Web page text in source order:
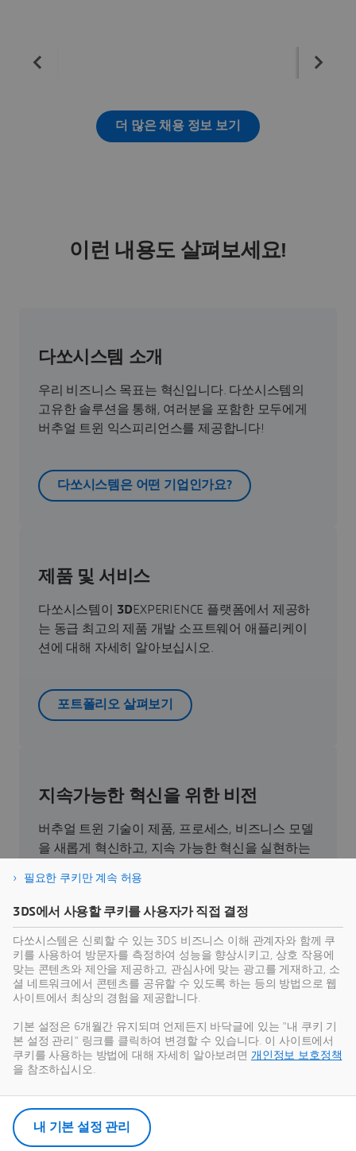
더 많은 채용 정보 보기
이런 내용도 살펴보세요!
다쏘시스템 소개
우리 비즈니스 목표는 혁신입니다. 다쏘시스템의
고유한 솔루션을 통해, 여러분을 포함한 모두에게
버추얼 트윈 익스피리언스를 제공합니다!
다쏘시스템은 어떤 기업인가요?
제품 및 서비스
다쏘시스템이 3DEXPERIENCE 플랫폼에서 제공하
는 동급 최고의 제품 개발 소프트웨어 애플리케이
션에 대해 자세히 알아보십시오.
포트폴리오 살펴보기
지속가능한 혁신을 위한 비전
버추얼 트윈 기술이 제품, 프로세스, 비즈니스 모델
을 새롭게 혁신하고, 지속 가능한 혁신을 실현하는
지속가능성 알아보기
다쏘시스템의 모든 보도 자료 및 미디어 리소스에
액세스하세요.
뉴스룸으로 들어가기
필요한 쿠키만 계속 허용
3DS에서 사용할 쿠키를 사용자가 직접 결정
다쏘시스템은 신뢰할 수 있는 3DS 비즈니스 이해 관계자와 함께 쿠
키를 사용하여 방문자를 측정하여 성능을 향상시키고, 상호 작용에
맞는 콘텐츠와 제안을 제공하고, 관심사에 맞는 광고를 게재하고, 소
셜 네트워크에서 콘텐츠를 공유할 수 있도록 하는 등의 방법으로 웹
사이트에서 최상의 경험을 제공합니다.
기본 설정은 6개월간 유지되며 언제든지 바닥글에 있는 "내 쿠키 기
본 설정 관리" 링크를 클릭하여 변경할 수 있습니다. 이 사이트에서
쿠키를 사용하는 방법에 대해 자세히 알아보려면 개인정보 보호정책
을 참조하십시오.
내 기본 설정 관리